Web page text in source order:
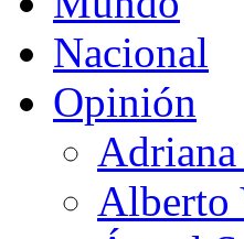
Nacional
Opinión
Alberto